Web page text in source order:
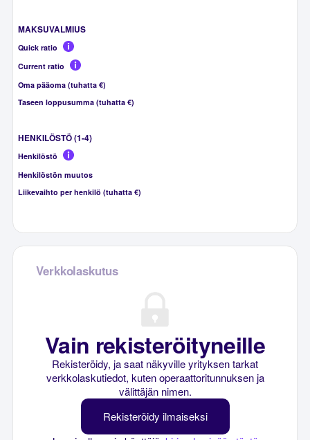
MAKSUVALMIUS
Quick ratio
Current ratio
Oma pääoma (tuhatta €)
Taseen loppusumma (tuhatta €)
HENKILÖSTÖ (1-4)
Henkilöstö
Henkilöstön muutos
Liikevaihto per henkilö (tuhatta €)
Verkkolaskutus
Vain rekisteröityneille
Rekisteröidy, ja saat näkyville yrityksen tarkat
verkkolaskutiedot, kuten operaattoritunnuksen ja
välittäjän nimen.
Rekisteröidy ilmaiseksi